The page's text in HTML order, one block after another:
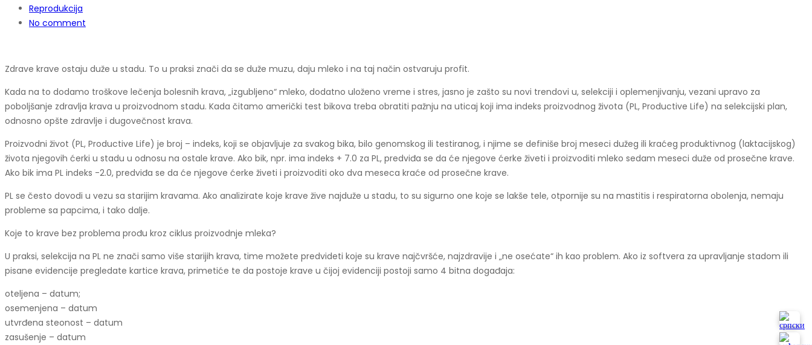
Reprodukcija
No comment
Zdrave krave ostaju duže u stadu. To u praksi znači da se duže muzu, daju mleko i na taj način ostvaruju profit.
Kada na to dodamo troškove lečenja bolesnih krava, „izgubljeno“ mleko, dodatno uloženo vreme i stres, jasno je zašto su novi trendovi u, selekciji i oplemenjivanju, vezani upravo za
poboljšanje zdravlja krava u proizvodnom stadu. Kada čitamo američki test bikova treba obratiti pažnju na uticaj koji ima indeks proizvodnog života (PL, Productive Life) na selekcijski plan,
odnosno opšte zdravlje i dugovečnost krava.
Proizvodni život (PL, Productive Life) je broj – indeks, koji se objavljuje za svakog bika, bilo genomskog ili testiranog, i njime se definiše broj meseci dužeg ili kraćeg produktivnog (laktacijskog)
života njegovih ćerki u stadu u odnosu na ostale krave. Ako bik, npr. ima indeks + 7.0 za PL, predviđa se da će njegove ćerke živeti i proizvoditi mleko sedam meseci duže od prosečne krave.
Ako bik ima PL indeks -2.0, predviđa se da će njegove ćerke živeti i proizvoditi oko dva meseca kraće od prosečne krave.
PL se često dovodi u vezu sa starijim kravama. Ako analizirate koje krave žive najduže u stadu, to su sigurno one koje se lakše tele, otpornije su na mastitis i respiratorna obolenja, nemaju
probleme sa papcima, i tako dalje.
Koje to krave bez problema prođu kroz ciklus proizvodnje mleka?
U praksi, selekcija na PL ne znači samo više starijih krava, time možete predvideti koje su krave najčvršće, najzdravije i „ne osećate“ ih kao problem. Ako iz softvera za upravljanje stadom ili
pisane evidencije pregledate kartice krava, primetiće te da postoje krave u čijoj evidenciji postoji samo 4 bitna događaja:
oteljena – datum;
osemenjena – datum
utvrđena steonost – datum
zasušenje – datum